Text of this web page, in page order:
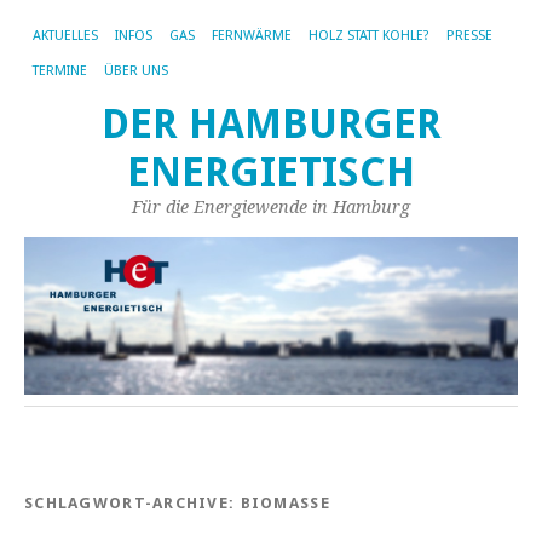
AKTUELLES INFOS GAS FERNWÄRME HOLZ STATT KOHLE? PRESSE
TERMINE ÜBER UNS
DER HAMBURGER
ENERGIETISCH
Für die Energiewende in Hamburg
SCHLAGWORT-ARCHIVE: BIOMASSE